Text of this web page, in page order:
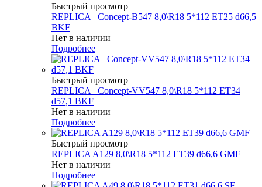
Быстрый просмотр
REPLICA _Concept-B547 8,0\R18 5*112 ET25 d66,5
BKF
Нет в наличии
Подробнее
Быстрый просмотр
REPLICA _Concept-VV547 8,0\R18 5*112 ET34
d57,1 BKF
Нет в наличии
Подробнее
Быстрый просмотр
REPLICA A129 8,0\R18 5*112 ET39 d66,6 GMF
Нет в наличии
Подробнее